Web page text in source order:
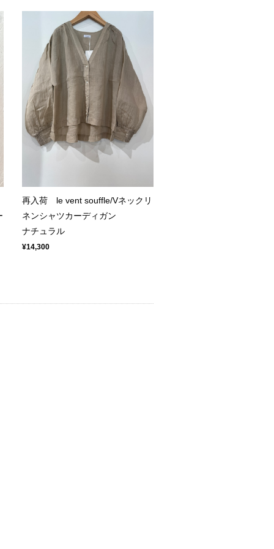
再入荷 le vent souffle/Vネックリ
ネンシャツカーディガン
ナチュラル
¥14,300